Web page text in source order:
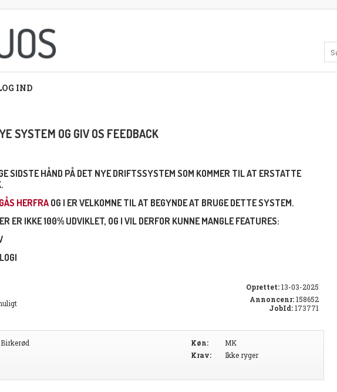
IND
SYSTEM OG GIV OS FEEDBACK
SIDSTE HÅND PÅ DET NYE DRIFTSSYSTEM SOM KOMMER TIL AT ERSTATTE
HERFRA OG I ER VELKOMNE TIL AT BEGYNDE AT BRUGE DETTE SYSTEM.
ER IKKE 100% UDVIKLET, OG I VIL DERFOR KUNNE MANGLE FEATURES:
Oprettet:13-03-2025
Annoncenr:158652
JobId:173771
Køn:
MK
Krav:
Ikke ryger